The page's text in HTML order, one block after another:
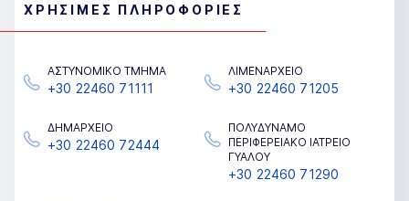
ΧΡΗΣΙΜΕΣ ΠΛΗΡΟΦΟΡΙΕΣ
ΑΣΤΥΝΟΜΙΚΟ ΤΜΗΜΑ
+30 22460 71111
ΛΙΜΕΝΑΡΧΕΙΟ
+30 22460 71205
ΔΗΜΑΡΧΕΙΟ
+30 22460 72444
ΠΟΛΥΔΥΝΑΜΟ
ΠΕΡΙΦΕΡΕΙΑΚΟ ΙΑΤΡΕΙΟ
ΓΥΑΛΟΥ
+30 22460 71290